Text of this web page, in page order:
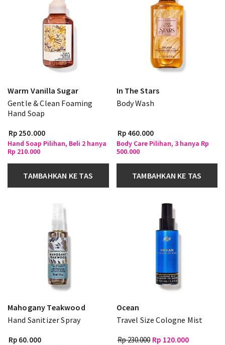
Warm Vanilla Sugar
Gentle & Clean Foaming
Hand Soap
Rp 250.000
Hand Soap Pilihan, Beli 2 hanya
Rp 210.000
TAMBAHKAN KE TAS
In The Stars
Body Wash
Rp 460.000
Body Care Pilihan, 3 hanya Rp
500.000
TAMBAHKAN KE TAS
Mahogany Teakwood
Hand Sanitizer Spray
Rp 60.000
Ocean
Travel Size Cologne Mist
Rp 230.000 Rp 120.000